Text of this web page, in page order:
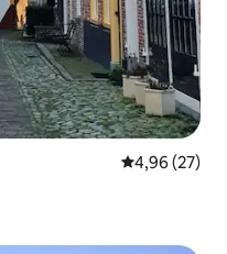
5 üzerinden
4,96 (27)